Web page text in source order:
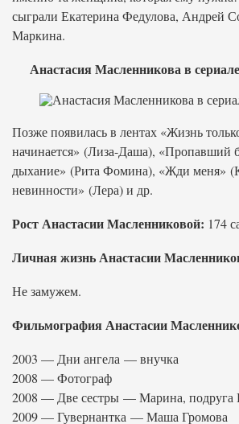
сыграли Екатерина Федулова, Андрей
Маркина.
Анастасия Масленникова в
Позже появилась в лентах «Жизнь
начинается» (Лиза-Даша), «Пропавший
дыхание» (Рита Фомина), «Жди меня»
невинности» (Лера) и др.
Рост Анастасии Масленниковой: 174
Личная жизнь Анастасии
Не замужем.
Фильмография Анастасии
2003 — Дни ангела — внучка
2008 — Фотограф
2008 — Две сестры — Марина, подруга
2009 — Гувернантка — Маша Громова